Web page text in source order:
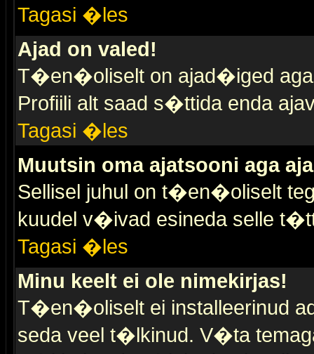
Tagasi �les
Ajad on valed!
T�en�oliselt on ajad�iged
Profiili alt saad s�ttida enda
Tagasi �les
Muutsin oma ajatsooni aga
Sellisel juhul on t�en�oliselt
kuudel v�ivad esineda selle
Tagasi �les
Minu keelt ei ole nimekirjas!
T�en�oliselt ei installeerinud
seda veel t�lkinud. V�ta